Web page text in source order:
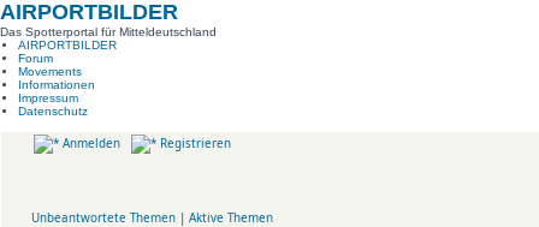
AIRPORTBILDER
Das Spotterportal für Mitteldeutschland
AIRPORTBILDER
Forum
Movements
Informationen
Impressum
Datenschutz
Anmelden Registrieren
Unbeantwortete Themen | Aktive Themen